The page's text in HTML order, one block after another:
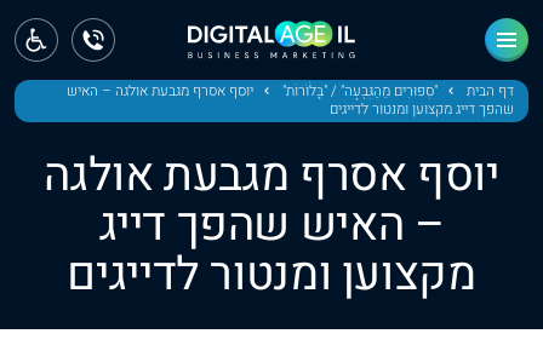
דף הבית "סִפּוּרִים מֵהַגִּבְעָה" / "בָּלֹוֹרוֹת"
יוסף אסרף מגבעת אולגה – האיש
שהפך דייג מקצוען ומנטור לדייגים
יוסף אסרף מגבעת אולגה
– האיש שהפך דייג
מקצוען ומנטור לדייגים
ראשי
חדשות
מחוז חיפה
מחוז מרכז